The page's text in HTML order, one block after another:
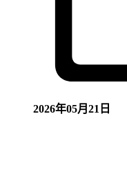
2026年05月21日